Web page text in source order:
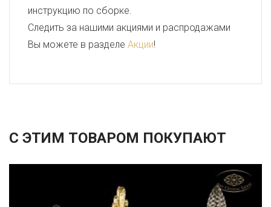
инструкцию по сборке.
Следить за нашими акциями и распродажами
Вы можете в разделе Акции!
С ЭТИМ ТОВАРОМ ПОКУПАЮТ